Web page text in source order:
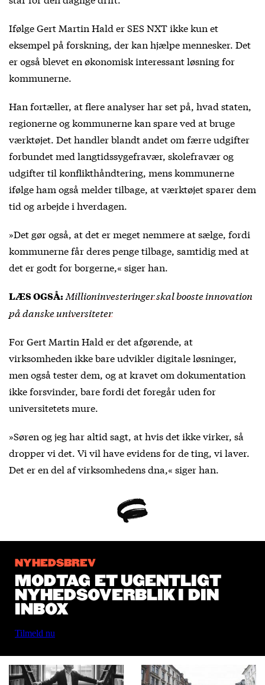
Ifølge Gert Martin Hald er SES NXT ikke kun et
eksempel på forskning, der kan hjælpe mennesker. Det
er også blevet en økonomisk interessant løsning for
kommunerne.
Han fortæller, at flere analyser har set på, hvad staten,
regionerne og kommunerne kan spare ved at bruge
værktøjet. Det handler blandt andet om færre udgifter
forbundet med langtidssygefravær, skolefravær og
udgifter til konflikthåndtering, mens kommunerne
ifølge ham også melder tilbage, at værktøjet sparer dem
tid og arbejde i hverdagen.
»Det gør også, at det er meget nemmere at sælge, fordi
kommunerne får deres penge tilbage, samtidig med at
det er godt for borgerne,« siger han.
LÆS OGSÅ: Millioninvesteringer skal booste innovation
på danske universiteter
For Gert Martin Hald er det afgørende, at
virksomheden ikke bare udvikler digitale løsninger,
men også tester dem, og at kravet om dokumentation
ikke forsvinder, bare fordi det foregår uden for
universitetets mure.
»Søren og jeg har altid sagt, at hvis det ikke virker, så
dropper vi det. Vi vil have evidens for de ting, vi laver.
Det er en del af virksomhedens dna,« siger han.
NYHEDSBREV
MODTAG ET UGENTLIGT
NYHEDSOVERBLIK I DIN
INBOX
Tilmeld nu